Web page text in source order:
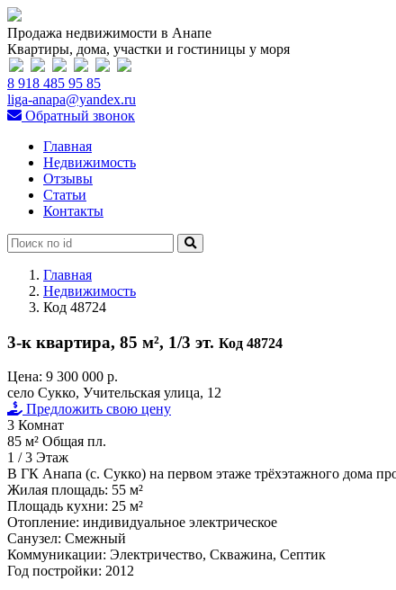
Продажа недвижимости в Анапе
Квартиры, дома, участки и гостиницы у моря
8 918 485 95 85
liga-anapa@yandex.ru
Обратный звонок
Главная
Недвижимость
Отзывы
Статьи
Контакты
Главная
Недвижимость
Код 48724
3-к квартира, 85 м², 1/3 эт. Код 48724
Цена: 9 300 000 р.
село Сукко, Учительская улица, 12
Предложить свою цену
3 Комнат
85 м² Общая пл.
1 / 3 Этаж
В ГК Анапа (с. Сукко) на первом этаже трёхэтажного дома
Жилая площадь: 55 м²
Площадь кухни: 25 м²
Отопление: индивидуальное электрическое
Санузел: Смежный
Коммуникации: Электричество, Скважина, Септик
Год постройки: 2012